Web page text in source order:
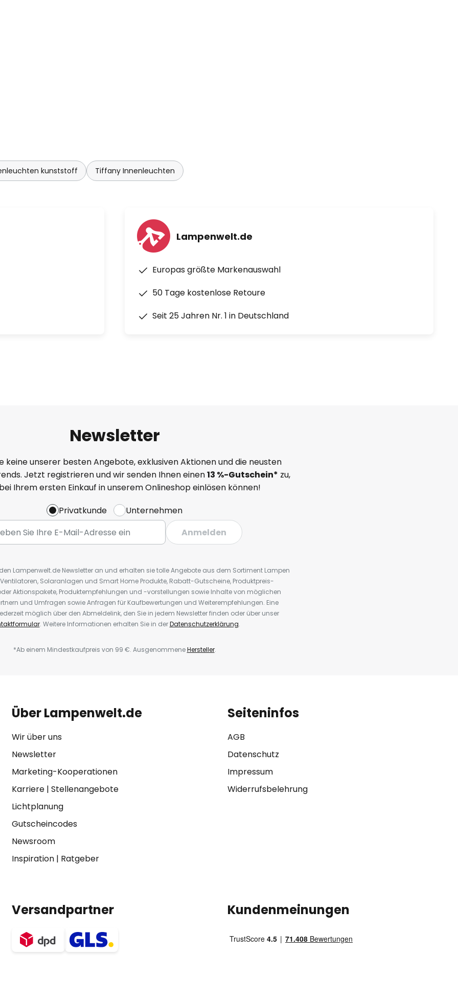
kunststoff Tiffany Innenleuchten
Lampenwelt.de
Europas größte Markenauswahl
50 Tage kostenlose Retoure
Seit 25 Jahren Nr. 1 in Deutschland
Newsletter
keine unserer besten Angebote, exklusiven Aktionen und die neusten
Jetzt registrieren und wir senden Ihnen einen13 %-Gutschein* zu,
Ihrem ersten Einkauf in unserem Onlineshop einlösen können!
Privatkunde
Unternehmen
Anmelden
Lampenwelt.de Newsletter an und erhalten sie tolle Angebote aus dem Sortiment Lampen
Solaranlagen und Smart Home Produkte, Rabatt-Gutscheine, Produktpreis-
Aktionspakete, Produktempfehlungen und -vorstellungen sowie Inhalte von möglichen
und Umfragen sowie Anfragen für Kaufbewertungen und Weiterempfehlungen. Eine
möglich über den Abmeldelink, den Sie in jedem Newsletter finden oder über unser
. Weitere Informationen erhalten Sie in derDatenschutzerklärung.
*Ab einem Mindestkaufpreis von 99 €. AusgenommeneHersteller.
Über Lampenwelt.de
Wir über uns
Newsletter
Marketing-Kooperationen
Karriere| Stellenangebote
Lichtplanung
Gutscheincodes
Newsroom
Inspiration| Ratgeber
Seiteninfos
AGB
Datenschutz
Impressum
Widerrufsbelehrung
Versandpartner Kundenmeinungen